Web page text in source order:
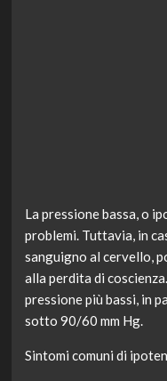
La pressione bassa, o
problemi. Tuttavia, in
sanguigno al cervello,
alla perdita di
pressione più bassi, in
sotto 90/60 mm Hg.
Sintomi comuni di